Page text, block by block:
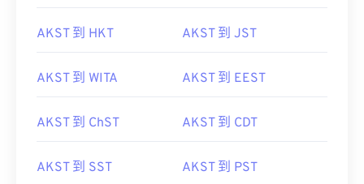
AKST 到 HKT AKST 到 JST
AKST 到 WITA AKST 到 EEST
AKST 到 ChST AKST 到 CDT
AKST 到 SST AKST 到 PST